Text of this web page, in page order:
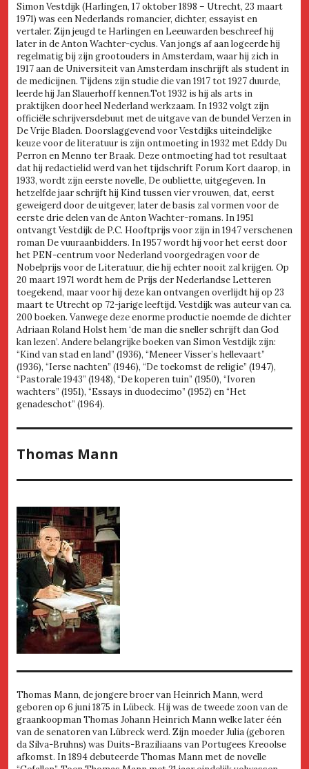
Simon Vestdijk (Harlingen, 17 oktober 1898 – Utrecht, 23 maart
1971) was een Nederlands romancier, dichter, essayist en
vertaler. Zijn jeugd te Harlingen en Leeuwarden beschreef hij
later in de Anton Wachter-cyclus. Van jongs af aan logeerde hij
regelmatig bij zijn grootouders in Amsterdam, waar hij zich in
1917 aan de Universiteit van Amsterdam inschrijft als student in
de medicijnen. Tijdens zijn studie die van 1917 tot 1927 duurde,
leerde hij Jan Slauerhoff kennen.Tot 1932 is hij als arts in
praktijken door heel Nederland werkzaam. In 1932 volgt zijn
officiële schrijversdebuut met de uitgave van de bundel Verzen in
De Vrije Bladen. Doorslaggevend voor Vestdijks uiteindelijke
keuze voor de literatuur is zijn ontmoeting in 1932 met Eddy Du
Perron en Menno ter Braak. Deze ontmoeting had tot resultaat
dat hij redactielid werd van het tijdschrift Forum Kort daarop, in
1933, wordt zijn eerste novelle, De oubliette, uitgegeven. In
hetzelfde jaar schrijft hij Kind tussen vier vrouwen, dat, eerst
geweigerd door de uitgever, later de basis zal vormen voor de
eerste drie delen van de Anton Wachter-romans. In 1951
ontvangt Vestdijk de P.C. Hooftprijs voor zijn in 1947 verschenen
roman De vuuraanbidders. In 1957 wordt hij voor het eerst door
het PEN-centrum voor Nederland voorgedragen voor de
Nobelprijs voor de Literatuur, die hij echter nooit zal krijgen. Op
20 maart 1971 wordt hem de Prijs der Nederlandse Letteren
toegekend, maar voor hij deze kan ontvangen overlijdt hij op 23
maart te Utrecht op 72-jarige leeftijd. Vestdijk was auteur van ca.
200 boeken. Vanwege deze enorme productie noemde de dichter
Adriaan Roland Holst hem ‘de man die sneller schrijft dan God
kan lezen’. Andere belangrijke boeken van Simon Vestdijk zijn:
“Kind van stad en land” (1936), “Meneer Visser’s hellevaart”
(1936), “Ierse nachten” (1946), “De toekomst de religie” (1947),
“Pastorale 1943” (1948), “De koperen tuin” (1950), “Ivoren
wachters” (1951), “Essays in duodecimo” (1952) en “Het
genadeschot” (1964).
Thomas Mann
Thomas Mann, de jongere broer van Heinrich Mann, werd
geboren op 6 juni 1875 in Lübeck. Hij was de tweede zoon van de
graankoopman Thomas Johann Heinrich Mann welke later één
van de senatoren van Lübreck werd. Zijn moeder Julia (geboren
da Silva-Bruhns) was Duits-Braziliaans van Portugees Kreoolse
afkomst. In 1894 debuteerde Thomas Mann met de novelle